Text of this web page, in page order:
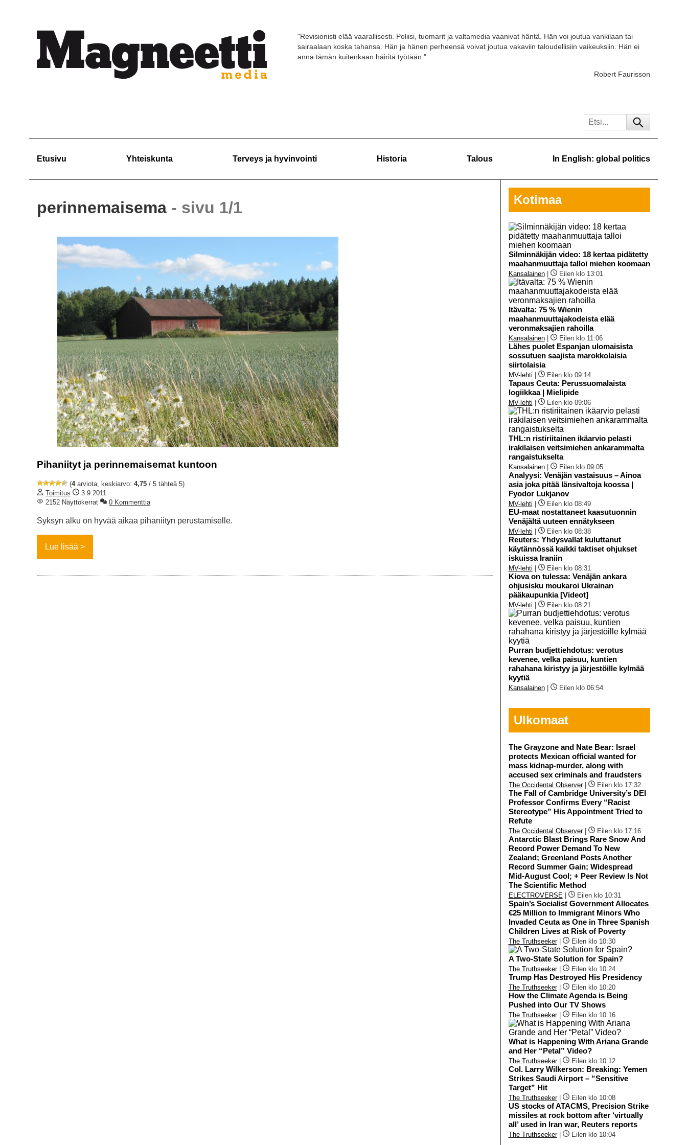
"Revisionisti elää vaarallisesti. Poliisi, tuomarit ja valtamedia vaanivat häntä. Hän voi joutua vankilaan tai
sairaalaan koska tahansa. Hän ja hänen perheensä voivat joutua vakaviin taloudellisiin vaikeuksiin. Hän ei
anna tämän kuitenkaan häiritä työtään."
Robert Faurisson
Etusivu Yhteiskunta Terveys ja hyvinvointi Historia Talous In English: global politics
perinnemaisema - sivu 1/1
Pihaniityt ja perinnemaisemat kuntoon
(4arviota, keskiarvo: 4,75 / 5 tähteä 5)
Toimitus
3.9.2011
2152 Näyttökerrat
0 Kommenttia
Syksyn alku on hyvää aikaa pihaniityn perustamiselle.
Lue lisää
Kotimaa
Silminnäkijän video: 18 kertaa pidätetty
maahanmuuttaja talloi miehen koomaan
Kansalainen| Eilen klo 13:01
Itävalta: 75 % Wienin
maahanmuuttajakodeista elää
veronmaksajien rahoilla
Kansalainen| Eilen klo 11:06
Lähes puolet Espanjan ulomaisista
sossutuen saajista marokkolaisia
siirtolaisia
MV-lehti Eilen klo 09:14
Tapaus Ceuta: Perussuomalaista
logiikkaa | Mielipide
MV-lehti Eilen klo 09:06
THL:n ristiriitainen ikäarvio pelasti
irakilaisen veitsimiehen ankarammalta
rangaistukselta
Kansalainen| Eilen klo 09:05
Analyysi: Venäjän vastaisuus – Ainoa
asia joka pitää länsivaltoja koossa |
Fyodor Lukjanov
MV-lehti Eilen klo 08:49
EU-maat nostattaneet kaasutuonnin
Venäjältä uuteen ennätykseen
MV-lehti Eilen klo 08:38
Reuters: Yhdysvallat kuluttanut
käytännössä kaikki taktiset ohjukset
iskuissa Iraniin
MV-lehti Eilen klo 08:31
Kiova on tulessa: Venäjän ankara
ohjusisku moukaroi Ukrainan
pääkaupunkia [Videot]
MV-lehti Eilen klo 08:21
Purran budjettiehdotus: verotus
kevenee, velka paisuu, kuntien
rahahana kiristyy ja järjestöille kylmää
kyytiä
Kansalainen| Eilen klo 06:54
Ulkomaat
The Grayzone and Nate Bear: Israel
protects Mexican official wanted for
mass kidnap-murder, along with
accused sex criminals and fraudsters
The Occidental Observer| Eilen klo 17:32
The Fall of Cambridge University’s DEI
Professor Confirms Every “Racist
Stereotype” His Appointment Tried to
Refute
The Occidental Observer| Eilen klo 17:16
Antarctic Blast Brings Rare Snow And
Record Power Demand To New
Zealand; Greenland Posts Another
Record Summer Gain; Widespread
Mid-August Cool; + Peer Review Is Not
The Scientific Method
ELECTROVERSE Eilen klo 10:31
Spain’s Socialist Government Allocates
€25 Million to Immigrant Minors Who
Invaded Ceuta as One in Three Spanish
Children Lives at Risk of Poverty
The Truthseeker| Eilen klo 10:30
A Two-State Solution for Spain?
The Truthseeker| Eilen klo 10:24
Trump Has Destroyed His Presidency
The Truthseeker| Eilen klo 10:20
How the Climate Agenda is Being
Pushed into Our TV Shows
The Truthseeker| Eilen klo 10:16
What is Happening With Ariana Grande
and Her “Petal” Video?
The Truthseeker| Eilen klo 10:12
Col. Larry Wilkerson: Breaking: Yemen
Strikes Saudi Airport – “Sensitive
Target” Hit
The Truthseeker| Eilen klo 10:08
US stocks of ATACMS, Precision Strike
missiles at rock bottom after ‘virtually
all’ used in Iran war, Reuters reports
The Truthseeker| Eilen klo 10:04